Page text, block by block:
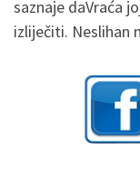
saznaje daVraća
izliječiti. Neslihan